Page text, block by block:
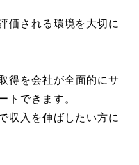
価される環境を大切に
得を会社が全面的にサ
トできます。
収入を伸ばしたい方に